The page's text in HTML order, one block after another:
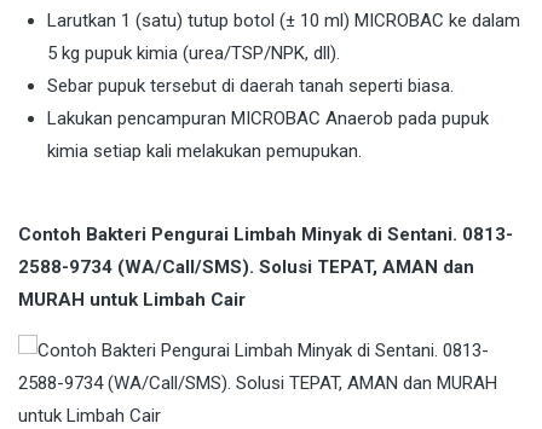
Larutkan 1 (satu) tutup botol (± 10 ml) MICROBAC ke dalam
5 kg pupuk kimia (urea/TSP/NPK, dll).
Sebar pupuk tersebut di daerah tanah seperti biasa.
Lakukan pencampuran MICROBAC Anaerob pada pupuk
kimia setiap kali melakukan pemupukan.
Contoh Bakteri Pengurai Limbah Minyak di Sentani. 0813-
2588-9734 (WA/Call/SMS). Solusi TEPAT, AMAN dan
MURAH untuk Limbah Cair